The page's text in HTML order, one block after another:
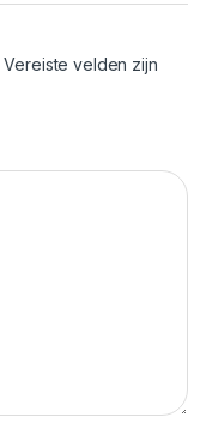
Vereiste velden zijn